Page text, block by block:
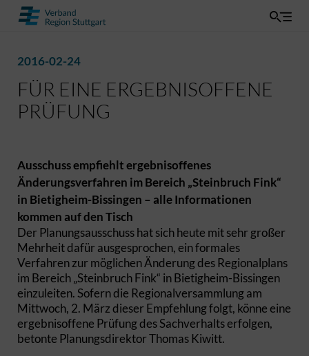
2016-02-24
FÜR EINE ERGEBNISOFFENE
PRÜFUNG
Ausschuss empfiehlt ergebnisoffenes
Änderungsverfahren im Bereich „Steinbruch Fink“
in Bietigheim-Bissingen – alle Informationen
kommen auf den Tisch
Der Planungsausschuss hat sich heute mit sehr großer
Mehrheit dafür ausgesprochen, ein formales
Verfahren zur möglichen Änderung des Regionalplans
im Bereich „Steinbruch Fink“ in Bietigheim-Bissingen
einzuleiten. Sofern die Regionalversammlung am
Mittwoch, 2. März dieser Empfehlung folgt, könne eine
ergebnisoffene Prüfung des Sachverhalts erfolgen,
betonte Planungsdirektor Thomas Kiwitt.